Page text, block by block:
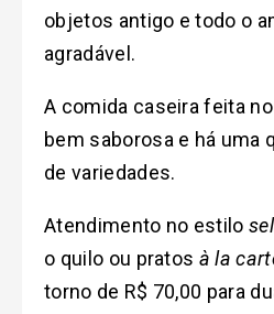
objetos antigo e todo o
agradável.
A comida caseira feita
bem saborosa e há uma
de variedades.
Atendimento no estilo
o quilo ou pratos à la
torno de R$ 70,00 para